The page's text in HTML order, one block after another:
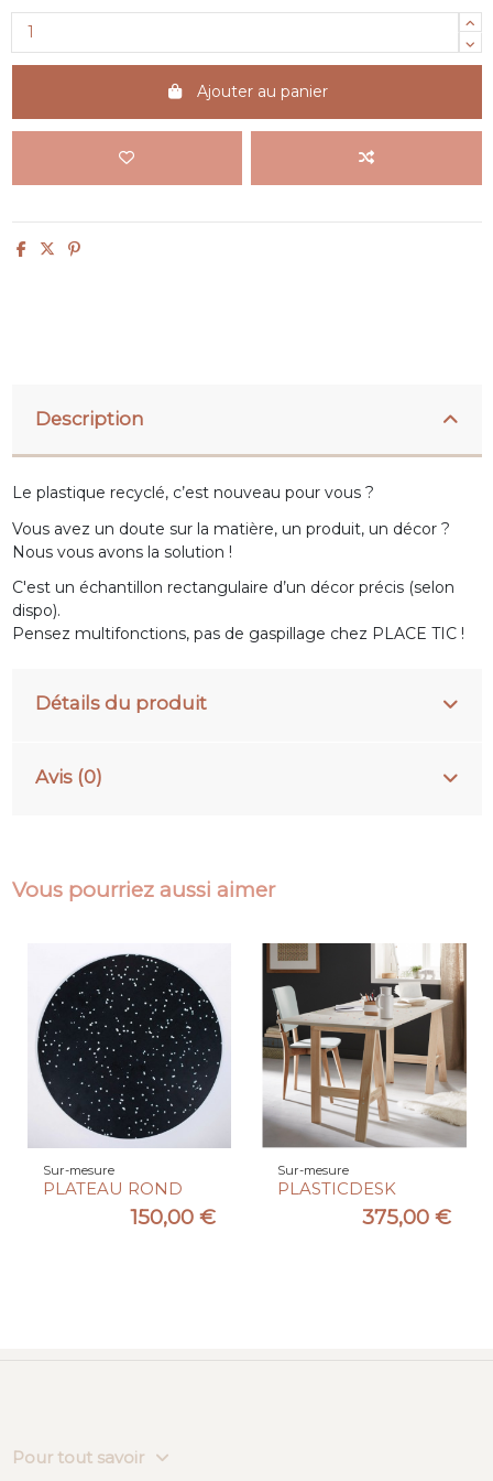
Ajouter au panier
Description
Le plastique recyclé, c’est nouveau pour vous ?
Vous avez un doute sur la matière, un produit, un décor ?
Nous vous avons la solution !
C'est un échantillon rectangulaire d’un décor précis (selon
dispo).
Pensez multifonctions, pas de gaspillage chez PLACE TIC !
Détails du produit
Avis (0)
Vous pourriez aussi aimer
Sur-mesure
PLATEAU ROND
150,00 €
Sur-mesure
PLASTICDESK
375,00 €
Pour tout savoir